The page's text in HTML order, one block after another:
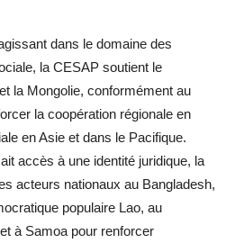
dans le domaine des
la CESAP soutient le
la Mongolie, conformément au
la coopération régionale en
en Asie et dans le Pacifique.
accès à une identité juridique, la
acteurs nationaux au Bangladesh,
populaire Lao, au
à Samoa pour renforcer